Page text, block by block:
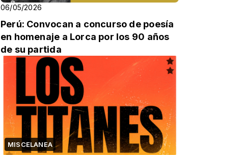
06/05/2026
Perú: Convocan a concurso de poesía
en homenaje a Lorca por los 90 años
de su partida
MISCELANEA